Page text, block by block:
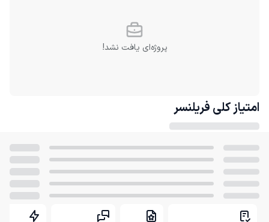
پروژه‌ای یافت نشد!
امتیاز کلی فریلنسر